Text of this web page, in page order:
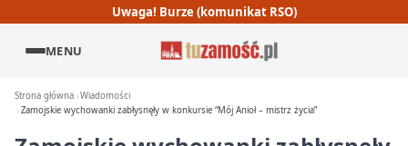
Uwaga! Burze (komunikat RSO)
MENU
Strona główna Wiadomości
Zamojskie wychowanki zabłysnęły w konkursie “Mój Anioł – mistrz życia”